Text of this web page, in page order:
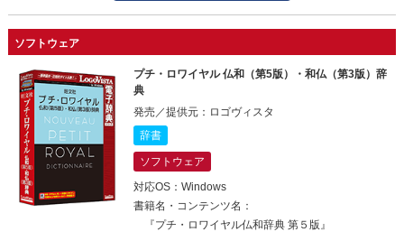
ソフトウェア
プチ・ロワイヤル 仏和（第5版）・和仏（第3版）辞
典
発売／提供元：ロゴヴィスタ
辞書
ソフトウェア
対応OS：Windows
書籍名・コンテンツ名：
『プチ・ロワイヤル仏和辞典 第５版』